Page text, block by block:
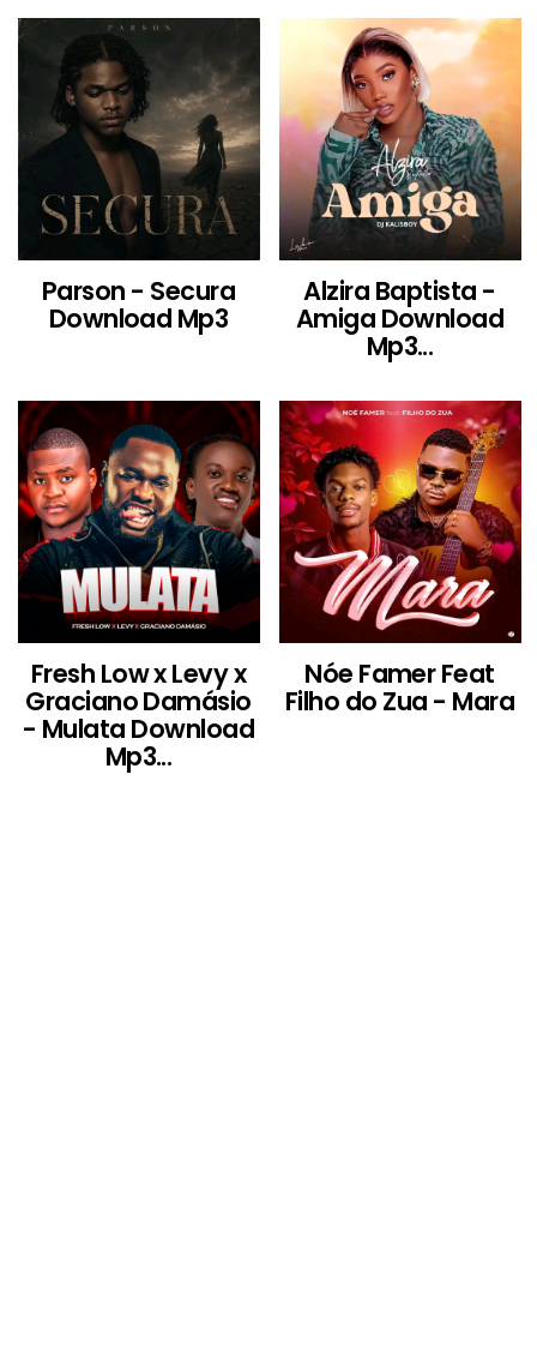
Parson - Secura
Download Mp3
Alzira Baptista -
Amiga Download
Mp3...
Fresh Low x Levy x
Graciano Damásio
- Mulata Download
Mp3...
Nóe Famer Feat
Filho do Zua - Mara